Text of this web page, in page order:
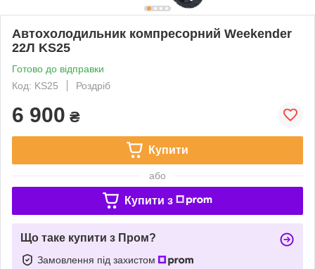
Автохолодильник компресорний Weekender
22Л KS25
Готово до відправки
Код: KS25
Роздріб
6 900 ₴
Купити
або
Купити з
Що таке купити з Пром?
Замовлення під захистом